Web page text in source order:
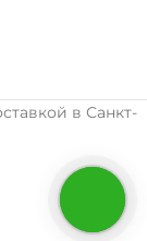
в Санкт-